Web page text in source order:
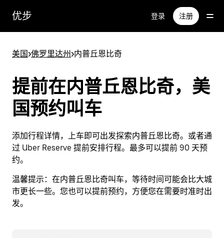
优步 登录 注册
美国>佛罗里达州>内普丘恩比奇
提前在内普丘恩比奇，美
国预约叫车
添加行程详情，上车即可出发探索内普丘恩比奇。或者通
过 Uber Reserve 提前安排行程。最多可以提前 90 天预
约。
温馨提示： 在内普丘恩比奇叫车，等待时间可能会比大城
市更长一些。您也可以提前预约，方便您在需要时准时出
发。